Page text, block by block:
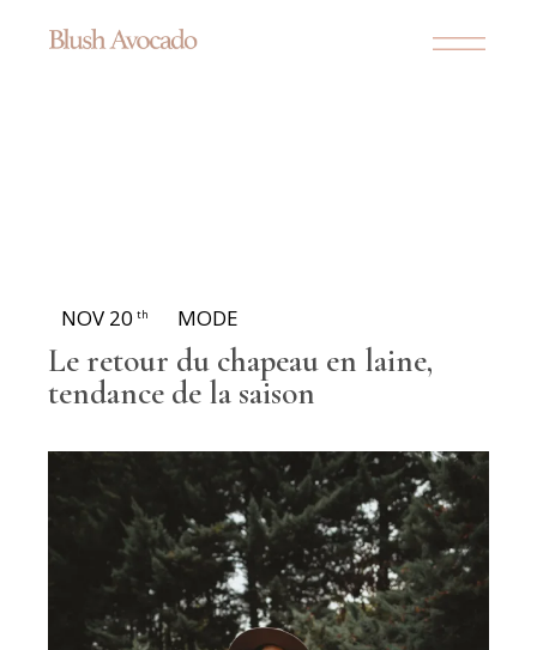
NOV 20 th MODE
Le retour du chapeau en laine,
tendance de la saison